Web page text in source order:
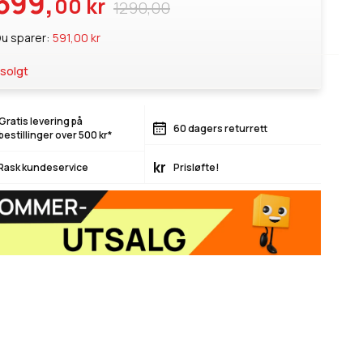
1290,00
00 kr
sparer: 591,00 kr
levering på
over 500 kr*
60 dagers returrett
kundeservice kr Prisløfte!